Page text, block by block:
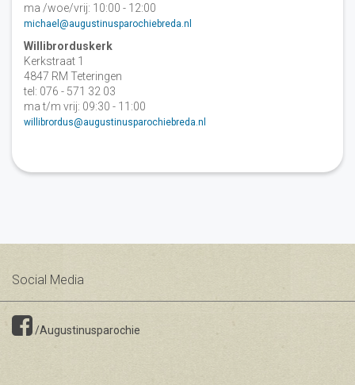
ma /woe/vrij: 10:00 - 12:00
michael@augustinusparochiebreda.nl
Willibrorduskerk
Kerkstraat 1
4847 RM Teteringen
tel: 076 - 571 32 03
ma t/m vrij: 09:30 - 11:00
willibrordus@augustinusparochiebreda.nl
Social Media
/Augustinusparochie